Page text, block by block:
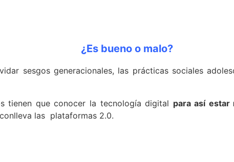
¿Es bueno o malo?
sesgos generacionales, las prácticas sociales
tienen que conocer la tecnología digital para así estar
las plataformas 2.0.